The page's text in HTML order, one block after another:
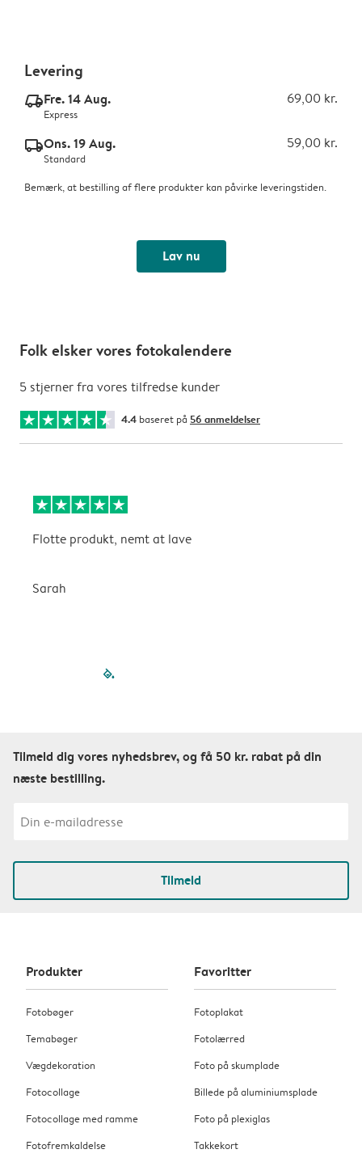
Levering
delivery_express_v2Fre. 14 Aug. 69,00 kr.
Express
delivery_standard_v2Ons. 19 Aug. 59,00 kr.
Standard
Bemærk, at bestilling af flere produkter kan påvirke leveringstiden.
Lav nu
Folk elsker vores fotokalendere
5 stjerner fra vores tilfredse kunder
4.4 baseret på 56 anmeldelser
Flotte produkt, nemt at lave
Sarah
filled-pagination
Tilmeld dig vores nyhedsbrev, og få 50 kr. rabat på din
næste bestilling.
Tilmeld
Produkter
Fotobøger
Temabøger
Vægdekoration
Fotocollage
Fotocollage med ramme
Fotofremkaldelse
Favoritter
Fotoplakat
Fotolærred
Foto på skumplade
Billede på aluminiumsplade
Foto på plexiglas
Takkekort